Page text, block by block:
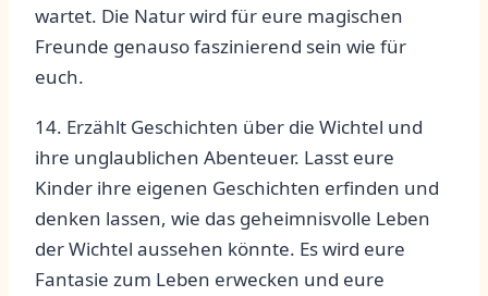
wartet. Die Natur wird ​für eure magischen
Freunde genauso faszinierend‍ sein wie für
euch.
14.‌ Erzählt Geschichten ‌über ‍die Wichtel und‌
ihre⁤ unglaublichen ⁣Abenteuer. Lasst eure⁣
Kinder ihre eigenen​ Geschichten​ erfinden und
‌denken lassen, wie das geheimnisvolle Leben
⁤der Wichtel⁤ aussehen könnte. ​Es wird eure
Fantasie zum Leben erwecken​ und eure